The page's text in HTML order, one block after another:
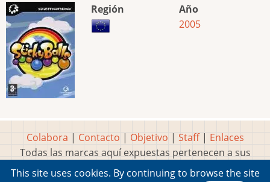
Región
Año
2005
Colabora | Contacto | Objetivo | Staff| Enlaces
Todas las marcas aquí expuestas pertenecen a sus
respectivos y legítimos dueños
This site uses cookies. By continuing to browse the site